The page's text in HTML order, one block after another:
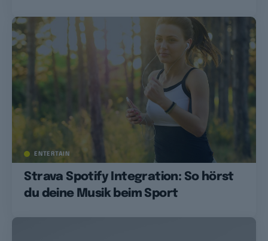
ENTERTAIN
Strava Spotify Integration: So hörst
du deine Musik beim Sport